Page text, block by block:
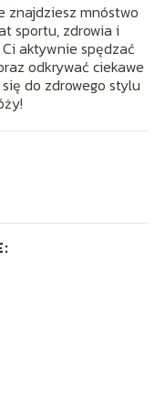
znajdziesz mnóstwo
sportu, zdrowia i
aktywnie spędzać
odkrywać ciekawe
do zdrowego stylu